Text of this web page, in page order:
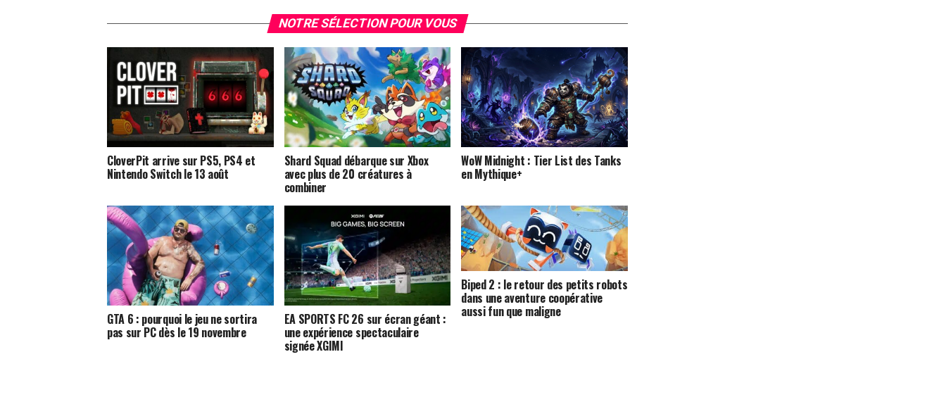
NOTRE SÉLECTION POUR VOUS
CloverPit arrive sur PS5, PS4 et
Nintendo Switch le 13 août
Shard Squad débarque sur Xbox
avec plus de 20 créatures à
combiner
WoW Midnight : Tier List des Tanks
en Mythique+
GTA 6 : pourquoi le jeu ne sortira
pas sur PC dès le 19 novembre
EA SPORTS FC 26 sur écran géant :
une expérience spectaculaire
signée XGIMI
Biped 2 : le retour des petits robots
dans une aventure coopérative
aussi fun que maligne